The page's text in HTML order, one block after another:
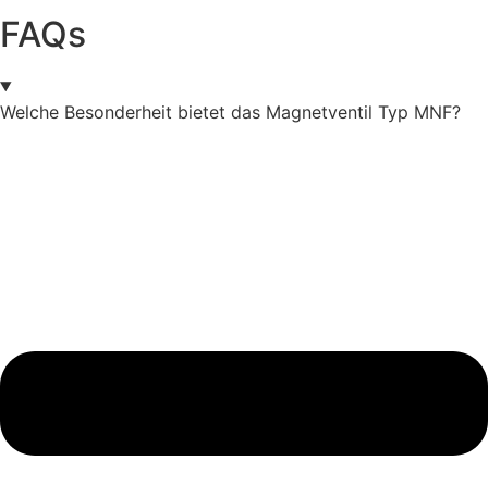
FAQs
Welche Besonderheit bietet das Magnetventil Typ MNF?